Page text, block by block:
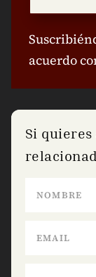
acuerdo
Si